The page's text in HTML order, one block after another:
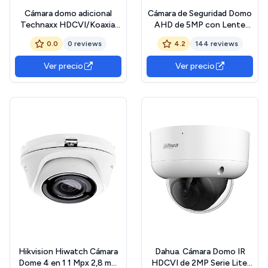
Cámara domo adicional
Technaxx HDCVI/Koaxial
para minikit de seguridad
PRO, cámara de vigilancia
para interiores TX-49:
visión nocturna, resolución
de video de 720p, ideal para
0.0 0 reviews
Ver precio
Cámara de Seguridad Domo
AHD de 5MP con Lente
varifocal de 2,7mm a
13.5mm,
TVI/CVI/AHD/CVBS 36 IR
Leds Cámara de vigilancia
para Exteriores de visión
4.2 144 reviews
Ver precio
Hikvision Hiwatch Cámara
Dome 4 en 1 1 Mpx 2,8 mm
Dahua. Cámara Domo IR
HDCVI de 2MP Serie Lite.